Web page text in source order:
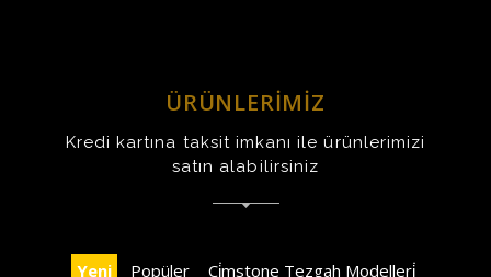
ÜRÜNLERİMİZ
Kredi kartına taksit imkanı ile ürünlerimizi
satın alabilirsiniz
Yeni Popüler
Çi̇mstone Tezgah Modelleri̇